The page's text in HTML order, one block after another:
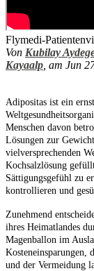
Flymedi-
Von Kubilay
Kayaalp , am Jun
Adipositas ist ein
Menschen davon
Lösungen zur
vielversprechenden
Kochsalzlösung
Sättigungsgefühl zu
kontrollieren und
Zunehmend
ihres Heimatlandes
Magenballon im
Kosteneinsparungen,
und der Vermeidung